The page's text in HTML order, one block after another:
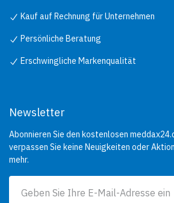
Kauf auf Rechnung für Unternehmen
Persönliche Beratung
Erschwingliche Markenqualität
Newsletter
Abonnieren Sie den kostenlosen
verpassen Sie keine Neuigkeiten oder
mehr.